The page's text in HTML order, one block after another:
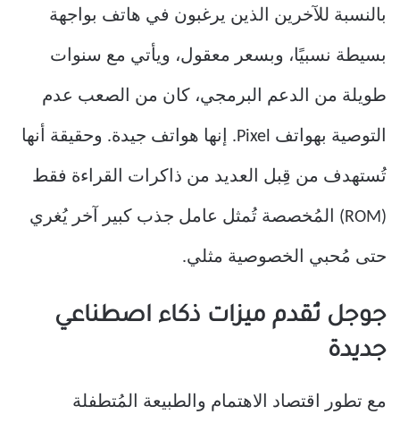
بالنسبة للآخرين الذين يرغبون في هاتف بواجهة
بسيطة نسبيًا، وبسعر معقول، ويأتي مع سنوات
طويلة من الدعم البرمجي، كان من الصعب عدم
التوصية بهواتف Pixel. إنها هواتف جيدة. وحقيقة أنها
تُستهدف من قِبل العديد من ذاكرات القراءة فقط
(ROM) المُخصصة تُمثل عامل جذب كبير آخر يُغري
حتى مُحبي الخصوصية مثلي.
جوجل تُقدم ميزات ذكاء اصطناعي
جديدة
مع تطور اقتصاد الاهتمام والطبيعة المُتطفلة